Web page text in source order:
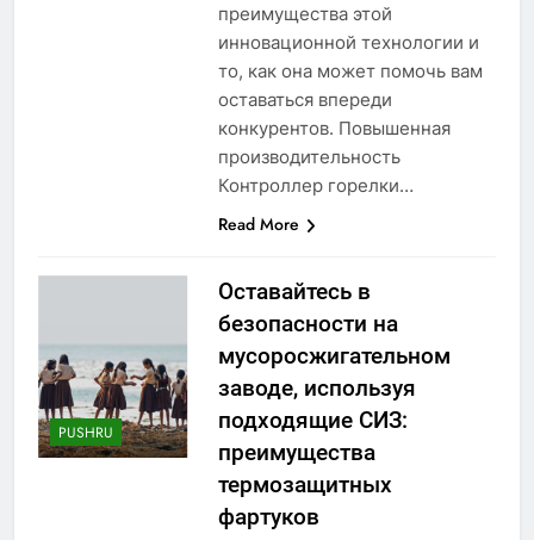
преимущества этой
инновационной технологии и
то, как она может помочь вам
оставаться впереди
конкурентов. Повышенная
производительность
Контроллер горелки…
Read More
PUSHRU
Оставайтесь в
безопасности на
мусоросжигательном
заводе, используя
подходящие СИЗ:
преимущества
термозащитных
фартуков